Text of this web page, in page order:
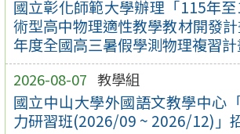
國立彰化師範大學辦理「115年
術型高中物理適性教學教材開發
年度全國高三暑假學測物理複習計
2026-08-07 教學組
國立中山大學外國語文教學中心
力研習班(2026/09 ~ 2026/12)」